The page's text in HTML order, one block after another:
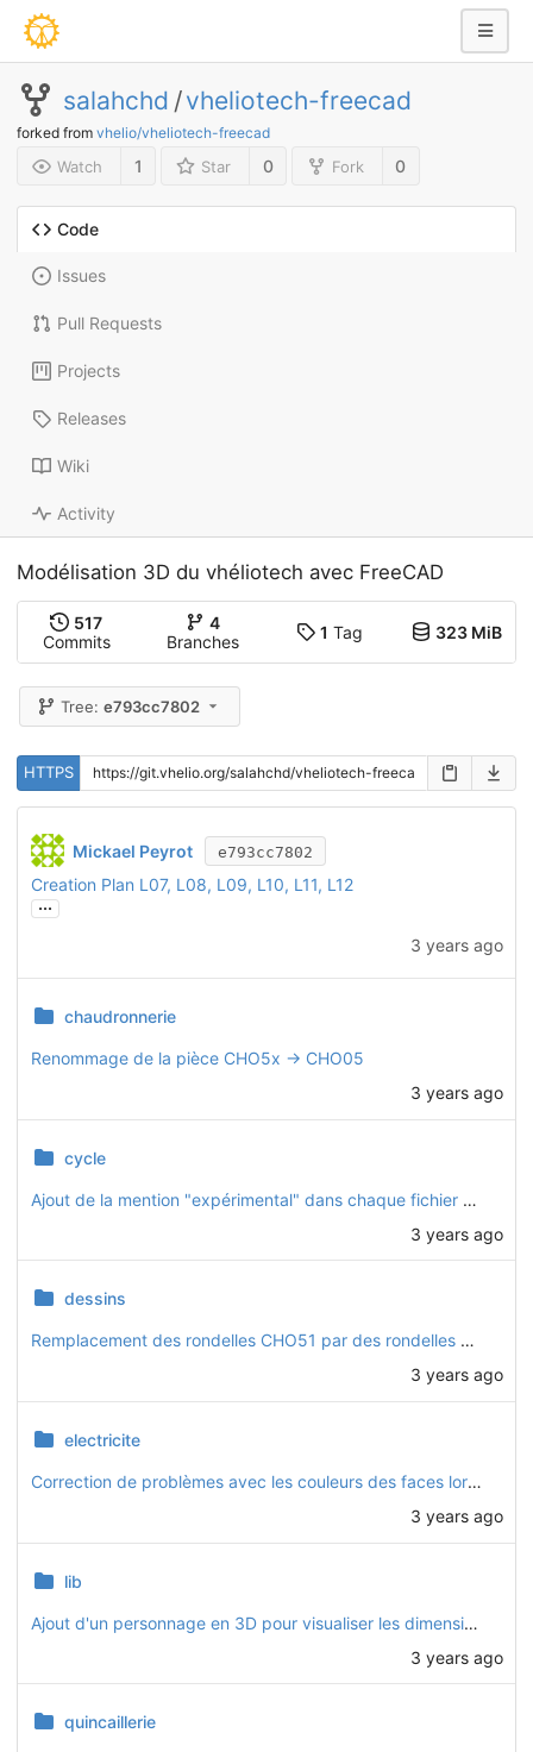
salahchd /vheliotech-freecad
forked from vhelio/vheliotech-freecad
Watch 1 Star 0 Fork 0
Code
Issues
Pull Requests
Projects
Releases
Wiki
Activity
Modélisation 3D du vhéliotech avec FreeCAD
517
Commits
4
Branches
1 Tag 323 MiB
Tree:e793cc7802
HTTPS
Mickael Peyrot e793cc7802
Creation Plan L07, L08, L09, L10, L11, L12
...
3 years ago
chaudronnerie
Renommage de la pièce CHO5x -> CHO05
3 years ago
cycle
Ajout de la mention "expérimental" dans chaque fichier de pièce qui ne fait pas partie de la v1.0.0
3 years ago
dessins
Remplacement des rondelles CHO51 par des rondelles standards (QIN12)
3 years ago
electricite
Correction de problèmes avec les couleurs des faces lors des rendus
3 years ago
lib
Ajout d'un personnage en 3D pour visualiser les dimensions
3 years ago
quincaillerie